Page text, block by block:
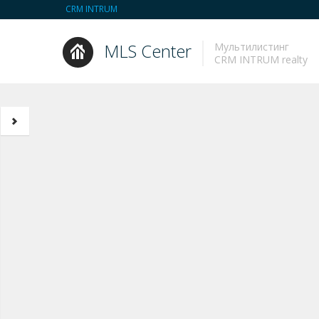
CRM INTRUM
MLS Center
Мультилистинг
CRM INTRUM realty